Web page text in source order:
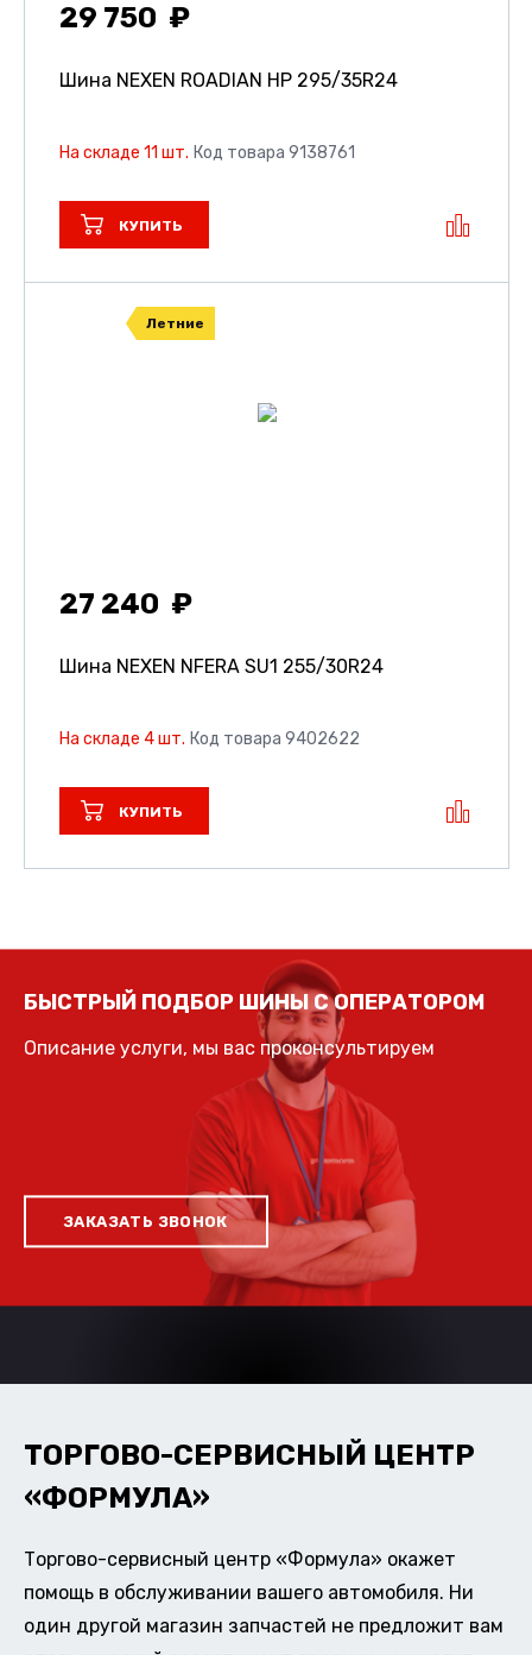
29 750
Шина NEXEN ROADIAN HP 295/35R24
На складе 11 шт. Код товара 9138761
КУПИТЬ
Летние
27 240
Шина NEXEN NFERA SU1 255/30R24
На складе 4 шт. Код товара 9402622
КУПИТЬ
БЫСТРЫЙ ПОДБОР ШИНЫ С ОПЕРАТОРОМ
Описание услуги, мы вас проконсультируем
ЗАКАЗАТЬ ЗВОНОК
ТОРГОВО-СЕРВИСНЫЙ ЦЕНТР
«ФОРМУЛА»
Торгово-сервисный центр «Формула» окажет
помощь в обслуживании вашего автомобиля. Ни
один другой магазин запчастей не предложит вам